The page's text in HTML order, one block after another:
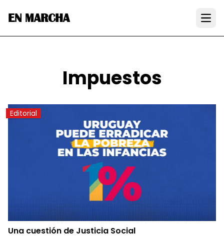
EN MARCHA
Impuestos
Editorial
Una cuestión de Justicia Social